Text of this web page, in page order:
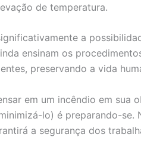
de temperatura.
a
ensinam os
preservando a vida
em um incêndio em sua
lo) é preparando-se.
a segurança dos